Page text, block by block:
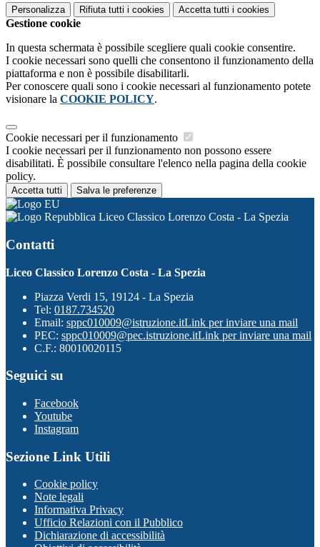
Personalizza Rifiuta tutti i cookies Accetta tutti i cookies
Gestione cookie
In questa schermata è possibile scegliere quali cookie consentire.
I cookie necessari sono quelli che consentono il funzionamento della
piattaforma e non è possibile disabilitarli.
Per conoscere quali sono i cookie necessari al funzionamento potete
visionare la COOKIE POLICY.
Cookie necessari per il funzionamento
I cookie necessari per il funzionamento non possono essere
disabilitati. È possibile consultare l'elenco nella pagina della cookie
policy.
Accetta tutti Salva le preferenze
Liceo Classico Lorenzo Costa - La Spezia
Contatti
Liceo Classico Lorenzo Costa - La Spezia
Piazza Verdi 15, 19124 - La Spezia
Tel: 0187.734520
Email: sppc010009@istruzione.itLink per inviare una mail
PEC: sppc010009@pec.istruzione.itLink per inviare una mail
C.F.: 80010020115
Seguici su
Facebook
Youtube
Instagram
Sezione Link Utili
Cookie policy
Note legali
Informativa Privacy
Ufficio Relazioni con il Pubblico
Dichiarazione di accessibilità